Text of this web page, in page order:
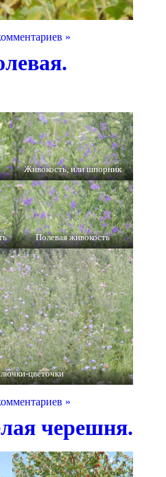
»
Живокость, или шпорник
Полевая живокость
цветочки
»
черешня.